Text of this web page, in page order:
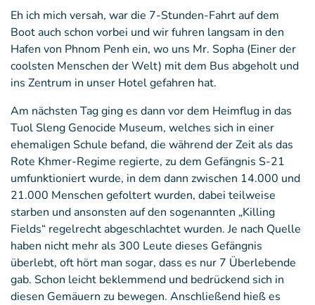
Eh ich mich versah, war die 7-Stunden-Fahrt auf dem
Boot auch schon vorbei und wir fuhren langsam in den
Hafen von Phnom Penh ein, wo uns Mr. Sopha (Einer der
coolsten Menschen der Welt) mit dem Bus abgeholt und
ins Zentrum in unser Hotel gefahren hat.
Am nächsten Tag ging es dann vor dem Heimflug in das
Tuol Sleng Genocide Museum, welches sich in einer
ehemaligen Schule befand, die während der Zeit als das
Rote Khmer-Regime regierte, zu dem Gefängnis S-21
umfunktioniert wurde, in dem dann zwischen 14.000 und
21.000 Menschen gefoltert wurden, dabei teilweise
starben und ansonsten auf den sogenannten „Killing
Fields“ regelrecht abgeschlachtet wurden. Je nach Quelle
haben nicht mehr als 300 Leute dieses Gefängnis
überlebt, oft hört man sogar, dass es nur 7 Überlebende
gab. Schon leicht beklemmend und bedrückend sich in
diesen Gemäuern zu bewegen. Anschließend hieß es